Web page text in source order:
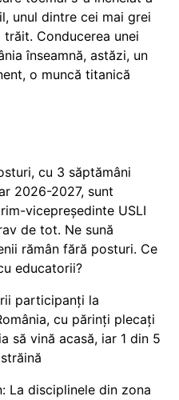
unul dintre cei mai grei
Conducerea unei
înseamnă, astăzi, un
o muncă titanică
cu 3 săptămâni
2026-2027, sunt
vicepreședinte USLI
de tot. Ne sună
rămân fără posturi. Ce
educatorii?
participanți la
cu părinți plecați
să vină acasă, iar 1 din 5
La disciplinele din zona